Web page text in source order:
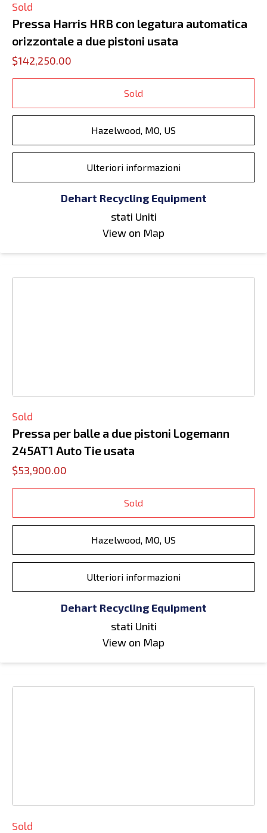
Sold
Pressa Harris HRB con legatura automatica
orizzontale a due pistoni usata
$142,250.00
Sold
Hazelwood, MO, US
Ulteriori informazioni
Dehart Recycling Equipment
stati Uniti
View on Map
Sold
Pressa per balle a due pistoni Logemann
245AT1 Auto Tie usata
$53,900.00
Sold
Hazelwood, MO, US
Ulteriori informazioni
Dehart Recycling Equipment
stati Uniti
View on Map
Sold